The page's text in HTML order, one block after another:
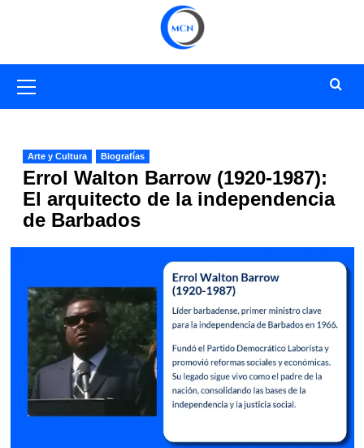
primario
Arte y Cultura Biografías
Errol Walton Barrow (1920-1987):
El arquitecto de la independencia
de Barbados